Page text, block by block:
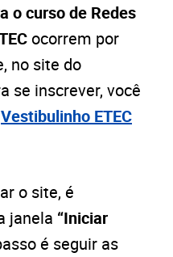
o curso de Redes
ocorrem por
no site do
se inscrever, você
Vestibulinho ETEC
o site, é
janela “Iniciar
é seguir as